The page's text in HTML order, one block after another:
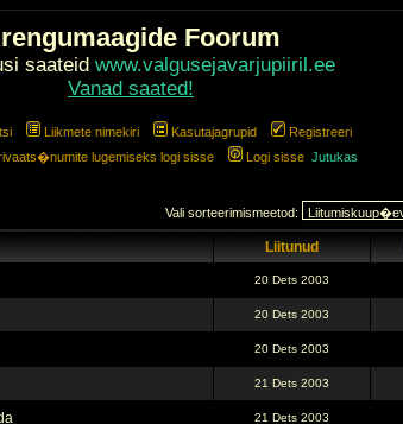
Foorum
saateid www.valgusejavarjupiiril.ee
Vanad saated!
Liikmete nimekiri Kasutajagrupid
Registreeri
lugemiseks logi sisse Logi sisse Jutukas
Vali sorteerimismeetod:
Liitunud
20 Dets 2003
20 Dets 2003
20 Dets 2003
21 Dets 2003
21 Dets 2003